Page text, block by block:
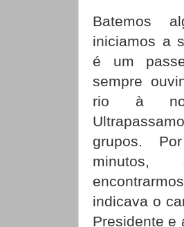
Batemos
iniciamos a
é um
sempre
rio à
grupos.
minutos,
indicava o
Presidente e